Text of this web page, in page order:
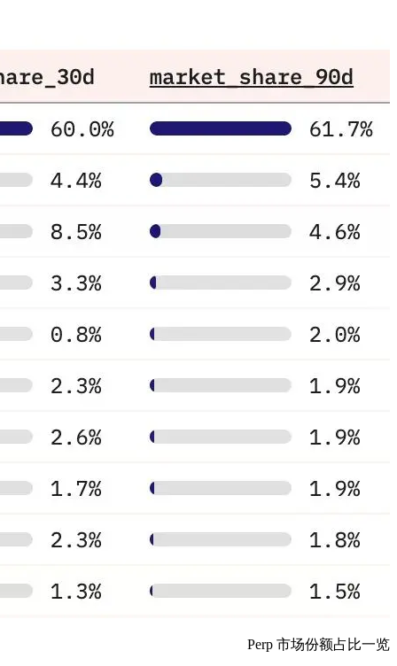
Perp 市场份额占比一览